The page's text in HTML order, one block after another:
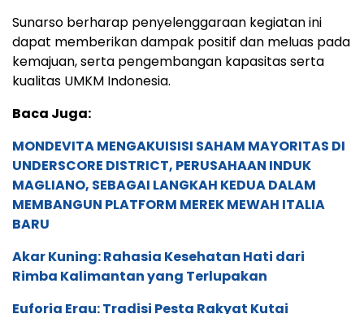
Sunarso berharap penyelenggaraan kegiatan ini
dapat memberikan dampak positif dan meluas pada
kemajuan, serta pengembangan kapasitas serta
kualitas UMKM Indonesia.
Baca Juga:
MONDEVITA MENGAKUISISI SAHAM MAYORITAS DI
UNDERSCORE DISTRICT, PERUSAHAAN INDUK
MAGLIANO, SEBAGAI LANGKAH KEDUA DALAM
MEMBANGUN PLATFORM MEREK MEWAH ITALIA
BARU
Akar Kuning: Rahasia Kesehatan Hati dari
Rimba Kalimantan yang Terlupakan
Euforia Erau: Tradisi Pesta Rakyat Kutai